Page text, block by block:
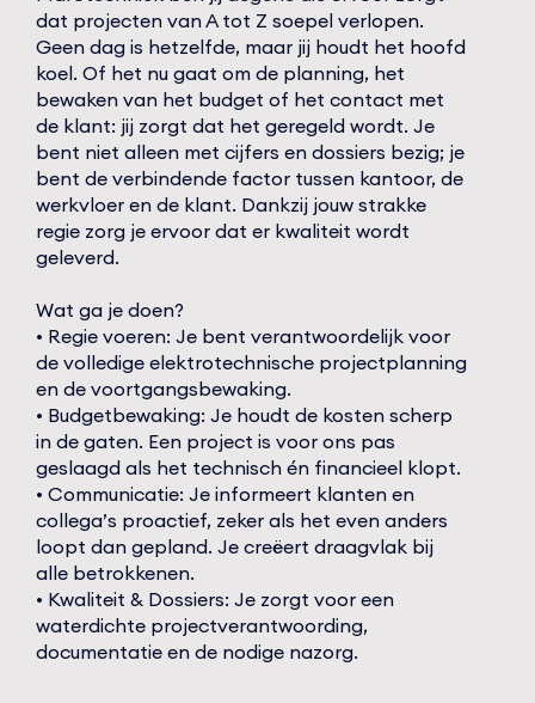
dat projecten van A tot Z soepel verlopen.
Geen dag is hetzelfde, maar jij houdt het hoofd
koel. Of het nu gaat om de planning, het
bewaken van het budget of het contact met
de klant: jij zorgt dat het geregeld wordt. Je
bent niet alleen met cijfers en dossiers bezig; je
bent de verbindende factor tussen kantoor, de
werkvloer en de klant. Dankzij jouw strakke
regie zorg je ervoor dat er kwaliteit wordt
geleverd.
Wat ga je doen?
• Regie voeren: Je bent verantwoordelijk voor
de volledige elektrotechnische projectplanning
en de voortgangsbewaking.
• Budgetbewaking: Je houdt de kosten scherp
in de gaten. Een project is voor ons pas
geslaagd als het technisch én financieel klopt.
• Communicatie: Je informeert klanten en
collega’s proactief, zeker als het even anders
loopt dan gepland. Je creëert draagvlak bij
alle betrokkenen.
• Kwaliteit & Dossiers: Je zorgt voor een
waterdichte projectverantwoording,
documentatie en de nodige nazorg.